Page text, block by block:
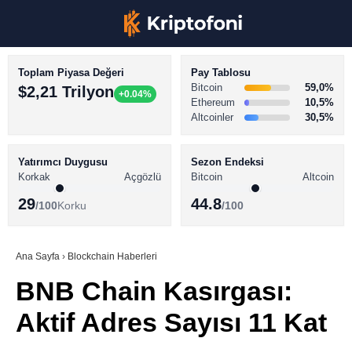
Youtube
TikTok
BİTCOİN HABERLERİ
ALTCOİN HABERLERİ
SÖZLÜK
Toplam Piyasa Değeri
$2,21 Trilyon +0.04%
Pay Tablosu
Bitcoin
59,0%
Ethereum
10,5%
Altcoinler
30,5%
Yatırımcı Duygusu
Korkak
Açgözlü
29/100Korku
Sezon Endeksi
Bitcoin
Altcoin
44.8/100
Ana Sayfa › Blockchain Haberleri
BNB Chain Kasırgası:
Aktif Adres Sayısı 11 Kat